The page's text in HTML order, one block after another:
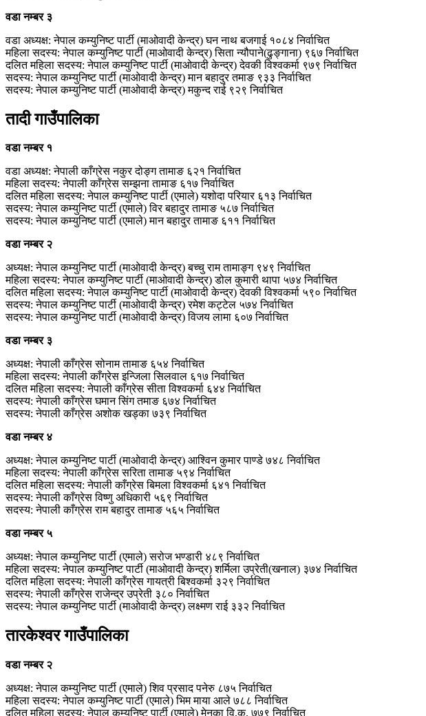
वडा नम्बर ३
वडा अध्यक्ष: नेपाल कम्युनिष्ट पार्टी (माओवादी केन्द्र) घन नाथ बजगाई १०८४ निर्वाचित
महिला सदस्य: नेपाल कम्युनिष्ट पार्टी (माओवादी केन्द्र) सिता न्यौपाने(ढुङ्गाना) ९६७ निर्वाचित
दलित महिला सदस्य: नेपाल कम्युनिष्ट पार्टी (माओवादी केन्द्र) देवकी विश्‍वकर्मा ९७९ निर्वाचित
सदस्य: नेपाल कम्युनिष्ट पार्टी (माओवादी केन्द्र) मान बहादुर तमाङ ९३३ निर्वाचित
सदस्य: नेपाल कम्युनिष्ट पार्टी (माओवादी केन्द्र) मकुन्द राई ९२९ निर्वाचित
तादी गाउँपालिका
वडा नम्बर १
वडा अध्यक्ष: नेपाली काँग्रेस नकुर दोङ्ग तामाङ ६२१ निर्वाचित
महिला सदस्य: नेपाली काँग्रेस सम्झना तामाङ ६१७ निर्वाचित
दलित महिला सदस्य: नेपाल कम्युनिष्ट पार्टी (एमाले) यशोदा परियार ६१३ निर्वाचित
सदस्य: नेपाल कम्युनिष्ट पार्टी (एमाले) विर बहादुर तामाङ ५८७ निर्वाचित
सदस्य: नेपाल कम्युनिष्ट पार्टी (एमाले) मान बहादुर तामाङ ६११ निर्वाचित
वडा नम्बर २
अध्यक्ष: नेपाल कम्युनिष्ट पार्टी (माओवादी केन्द्र) बच्‍चु राम तामाङ्ग ९४९ निर्वाचित
महिला सदस्य: नेपाल कम्युनिष्ट पार्टी (माओवादी केन्द्र) डोल कुमारी थापा ५७४ निर्वाचित
दलित महिला सदस्य: नेपाल कम्युनिष्ट पार्टी (माओवादी केन्द्र) देवकी विश्‍वकर्मा ५९० निर्वाचित
सदस्य: नेपाल कम्युनिष्ट पार्टी (माओवादी केन्द्र) रमेश कट्टेल ५७४ निर्वाचित
सदस्य: नेपाल कम्युनिष्ट पार्टी (माओवादी केन्द्र) विजय लामा ६०७ निर्वाचित
वडा नम्बर ३
अध्यक्ष: नेपाली काँग्रेस सोनाम तामाङ ६५४ निर्वाचित
महिला सदस्य: नेपाली काँग्रेस इन्जिला सिलवाल ६१७ निर्वाचित
दलित महिला सदस्य: नेपाली काँग्रेस सीता विश्‍वकर्मा ६४४ निर्वाचित
सदस्य: नेपाली काँग्रेस घमान सिंग तमाङ ६७४ निर्वाचित
सदस्य: नेपाली काँग्रेस अशोक खड्का ७३९ निर्वाचित
वडा नम्बर ४
अध्यक्ष: नेपाल कम्युनिष्ट पार्टी (माओवादी केन्द्र) आश्‍विन कुमार पाण्‍डे ७४८ निर्वाचित
महिला सदस्य: नेपाली काँग्रेस सरिता तामाङ ५९४ निर्वाचित
दलित महिला सदस्य: नेपाली काँग्रेस बिमला विश्‍वकर्मा ६४१ निर्वाचित
सदस्य: नेपाली काँग्रेस विष्‍णु अधिकारी ५६९ निर्वाचित
सदस्य: नेपाली काँग्रेस राम बहादुर तामाङ ५६५ निर्वाचित
वडा नम्बर ५
अध्यक्ष: नेपाल कम्युनिष्ट पार्टी (एमाले) सरोज भण्डारी ४८९ निर्वाचित
महिला सदस्य: नेपाल कम्युनिष्ट पार्टी (माओवादी केन्द्र) शर्मिला उप्रेती(खनाल) ३७४ निर्वाचित
दलित महिला सदस्य: नेपाली काँग्रेस गायत्री बिश्‍वकर्मा ३२९ निर्वाचित
सदस्य: नेपाली काँग्रेस राजेन्द्र उप्रेती ३८० निर्वाचित
सदस्य: नेपाल कम्युनिष्ट पार्टी (माओवादी केन्द्र) लक्ष्मण राई ३३२ निर्वाचित
तारकेश्वर गाउँपालिका
वडा नम्बर २
अध्यक्ष: नेपाल कम्युनिष्ट पार्टी (एमाले) शिव प्रसाद पनेरु ८७५ निर्वाचित
महिला सदस्य: नेपाल कम्युनिष्ट पार्टी (एमाले) भिम माया आले ७८८ निर्वाचित
दलित महिला सदस्य: नेपाल कम्युनिष्ट पार्टी (एमाले) मेनुका वि.क. ७७९ निर्वाचित